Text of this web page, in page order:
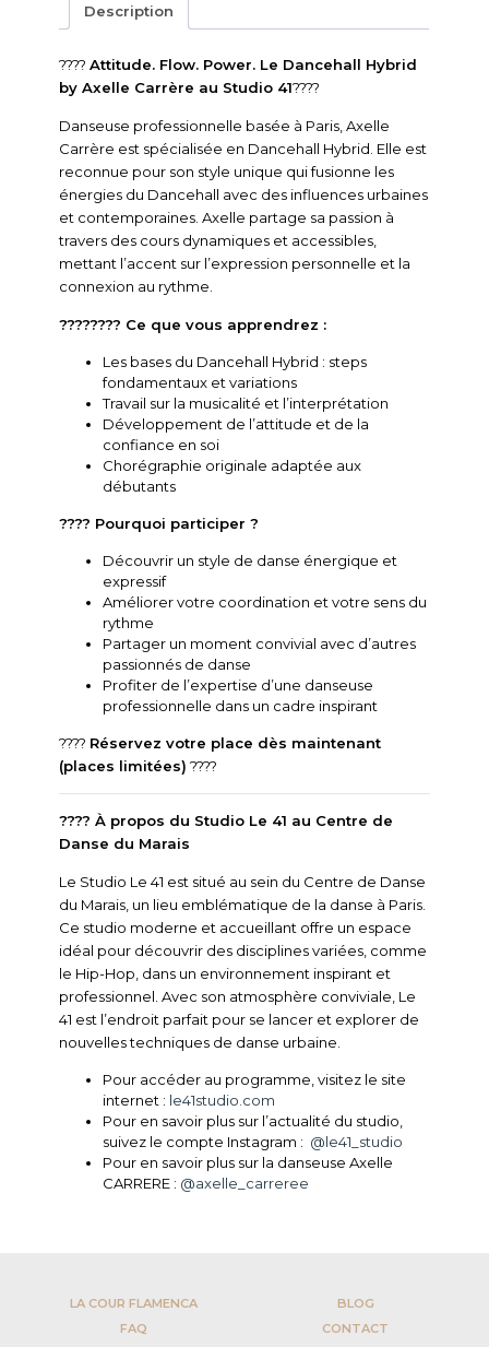
Description
????Attitude. Flow. Power. Le Dancehall Hybrid
by Axelle Carrère au Studio 41????
Danseuse professionnelle basée à Paris, Axelle
Carrère est spécialisée en Dancehall Hybrid. Elle est
reconnue pour son style unique qui fusionne les
énergies du Dancehall avec des influences urbaines
et contemporaines. Axelle partage sa passion à
travers des cours dynamiques et accessibles,
mettant l’accent sur l’expression personnelle et la
connexion au rythme.
????‍???? Ce que vous apprendrez :
Les bases du Dancehall Hybrid : steps
fondamentaux et variations
Travail sur la musicalité et l’interprétation
Développement de l’attitude et de la
confiance en soi
Chorégraphie originale adaptée aux
débutants
???? Pourquoi participer ?
Découvrir un style de danse énergique et
expressif
Améliorer votre coordination et votre sens du
rythme
Partager un moment convivial avec d’autres
passionnés de danse
Profiter de l’expertise d’une danseuse
professionnelle dans un cadre inspirant
???? Réservez votre place dès maintenant
(places limitées) ????
????️ À propos du Studio Le 41 au Centre de
Danse du Marais
Le Studio Le 41 est situé au sein du Centre de Danse
du Marais, un lieu emblématique de la danse à Paris.
Ce studio moderne et accueillant offre un espace
idéal pour découvrir des disciplines variées, comme
le Hip-Hop, dans un environnement inspirant et
professionnel. Avec son atmosphère conviviale, Le
41 est l’endroit parfait pour se lancer et explorer de
nouvelles techniques de danse urbaine.
Pour accéder au programme, visitez le site
internet : le41studio.com
Pour en savoir plus sur l’actualité du studio,
suivez le compte Instagram : @le41_studio
Pour en savoir plus sur la danseuse Axelle
CARRERE : @axelle_carreree
LA COUR FLAMENCA
BLOG
FAQ
CONTACT